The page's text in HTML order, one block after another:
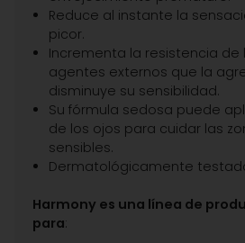
Reduce al instante la
picor.
Incrementa la resistencia de
agentes externos que la
disminuye su sensibilidad.
Su fórmula sedosa puede
de los ojos para cuidar las
sensibles.
Dermatológicamente
Harmony es una línea de
para: